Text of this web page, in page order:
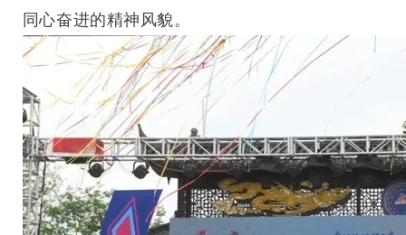
同心奋进的精神风貌。